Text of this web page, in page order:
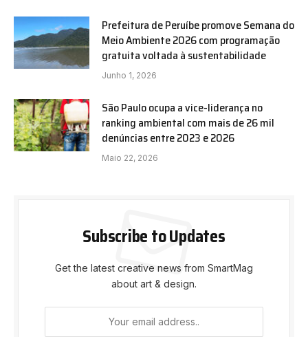
Prefeitura de Peruíbe promove Semana do
Meio Ambiente 2026 com programação
gratuita voltada à sustentabilidade
Junho 1, 2026
São Paulo ocupa a vice-liderança no
ranking ambiental com mais de 26 mil
denúncias entre 2023 e 2026
Maio 22, 2026
Subscribe to Updates
Get the latest creative news from SmartMag
about art & design.